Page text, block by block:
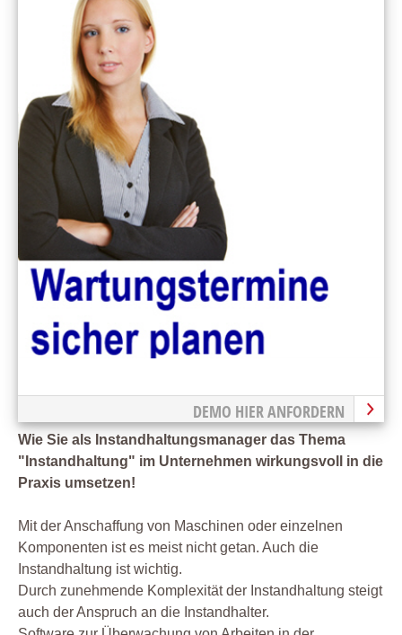
DEMO HIER ANFORDERN
Wie Sie als Instandhaltungsmanager das Thema
"Instandhaltung" im Unternehmen wirkungsvoll in die
Praxis umsetzen!
Mit der Anschaffung von Maschinen oder einzelnen
Komponenten ist es meist nicht getan. Auch die
Instandhaltung ist wichtig.
Durch zunehmende Komplexität der Instandhaltung steigt
auch der Anspruch an die Instandhalter.